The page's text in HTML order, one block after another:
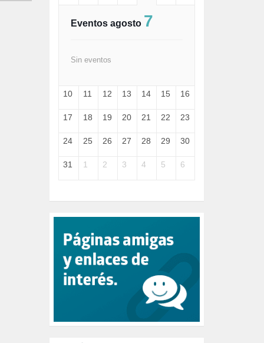
FELICIDAD (1)
FRANCISCO (5)
HUGO ZÁRATE (30)
I A (2)
INDEPENDENCIA (15)
INTELIGENCIA ARTIFICIAL (1)
JANE GOODDALL (1)
JAZZ (1)
JÓVENES (28)
JUSTICIA (13)
LEÓN XIV (5)
LGTBI (1)
Eventos agosto 7
Sin eventos
10 11 12 13 14 15 16
17 18 19 20 21 22 23
24 25 26 27 28 29 30
31 1 2 3 4 5 6